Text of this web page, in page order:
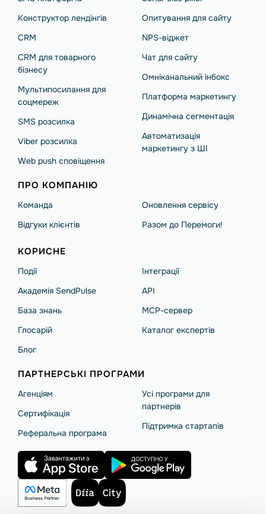
Конструктор лендінгів
CRM
CRM для товарного
бізнесу
Мультипосилання для
соцмереж
SMS розсилка
Viber розсилка
Web push сповіщення
Опитування для сайту
NPS-віджет
Чат для сайту
Омніканальний інбокс
Платформа маркетингу
Динамічна сегментація
Автоматизація
маркетингу з ШІ
ПРО КОМПАНІЮ
Команда
Відгуки клієнтів
Оновлення сервісу
Разом до Перемоги!
КОРИСНЕ
Події
Академія SendPulse
База знань
Глосарій
Блог
Інтеграції
API
MCP-сервер
Каталог експертів
ПАРТНЕРСЬКІ ПРОГРАМИ
Агенціям
Сертифікація
Реферальна програма
Усі програми для
партнерів
Підтримка стартапів